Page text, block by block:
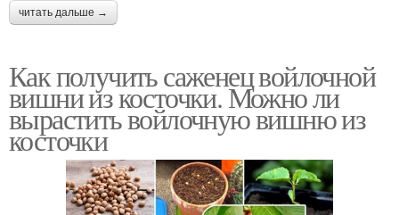
читать дальше →
Как получить саженец войлочной
вишни из косточки. Можно ли
вырастить войлочную вишню из
косточки